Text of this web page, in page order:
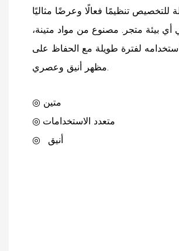
للتخصيص تنظيمًا فعالًا وعرضًا مثاليًا
أي بيئة متجر. مصنوع من مواد متينة،
لفترة طويلة مع الحفاظ على
مظهر أنيق وعصري.
◎ متين
◎ متعدد الاستخدامات
◎
أنيق